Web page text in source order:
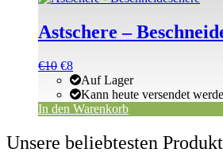
Astschere –
Ursprünglicher
Preis
war:
€10
€10Aktueller
Preis
ist:
€10.
€8
Auf Lager
Kann heute versendet
In den Warenkorb
Unsere beliebtesten